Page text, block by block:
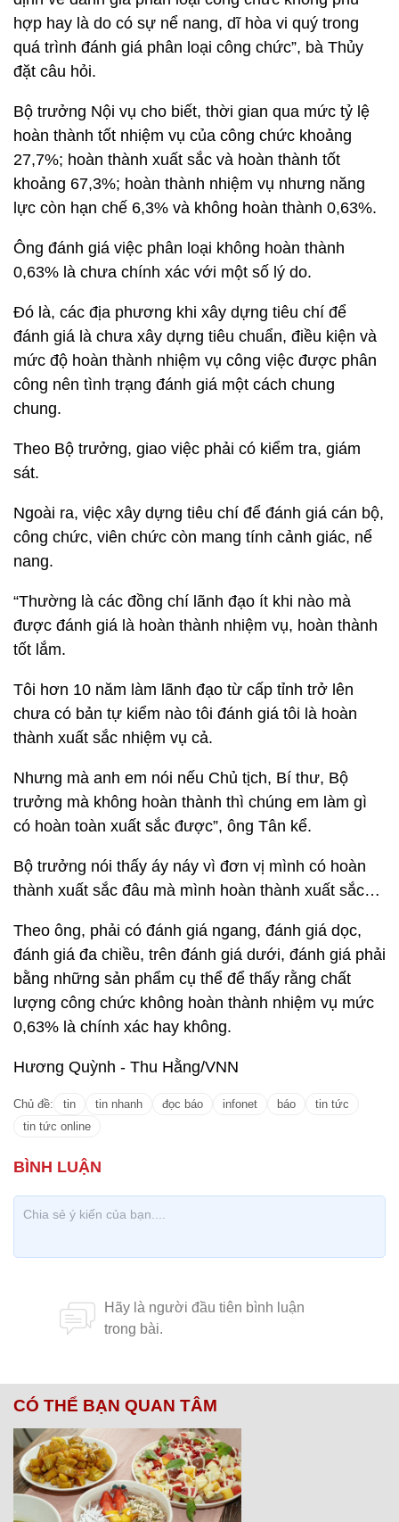
hợp hay là do có sự nể nang, dĩ hòa vi quý trong
quá trình đánh giá phân loại công chức”, bà Thủy
đặt câu hỏi.
Bộ trưởng Nội vụ cho biết, thời gian qua mức tỷ lệ
hoàn thành tốt nhiệm vụ của công chức khoảng
27,7%; hoàn thành xuất sắc và hoàn thành tốt
khoảng 67,3%; hoàn thành nhiệm vụ nhưng năng
lực còn hạn chế 6,3% và không hoàn thành 0,63%.
Ông đánh giá việc phân loại không hoàn thành
0,63% là chưa chính xác với một số lý do.
Đó là, các địa phương khi xây dựng tiêu chí để
đánh giá là chưa xây dựng tiêu chuẩn, điều kiện và
mức độ hoàn thành nhiệm vụ công việc được phân
công nên tình trạng đánh giá một cách chung
chung.
Theo Bộ trưởng, giao việc phải có kiểm tra, giám
sát.
Ngoài ra, việc xây dựng tiêu chí để đánh giá cán bộ,
công chức, viên chức còn mang tính cảnh giác, nể
nang.
“Thường là các đồng chí lãnh đạo ít khi nào mà
được đánh giá là hoàn thành nhiệm vụ, hoàn thành
tốt lắm.
Tôi hơn 10 năm làm lãnh đạo từ cấp tỉnh trở lên
chưa có bản tự kiểm nào tôi đánh giá tôi là hoàn
thành xuất sắc nhiệm vụ cả.
Nhưng mà anh em nói nếu Chủ tịch, Bí thư, Bộ
trưởng mà không hoàn thành thì chúng em làm gì
có hoàn toàn xuất sắc được”, ông Tân kể.
Bộ trưởng nói thấy áy náy vì đơn vị mình có hoàn
thành xuất sắc đâu mà mình hoàn thành xuất sắc…
Theo ông, phải có đánh giá ngang, đánh giá dọc,
đánh giá đa chiều, trên đánh giá dưới, đánh giá phải
bằng những sản phẩm cụ thể để thấy rằng chất
lượng công chức không hoàn thành nhiệm vụ mức
0,63% là chính xác hay không.
Hương Quỳnh - Thu Hằng/VNN
Chủ đề: tin tin nhanh đọc báo infonet báo
tin tức
tin tức online
CÓ THỂ BẠN QUAN TÂM